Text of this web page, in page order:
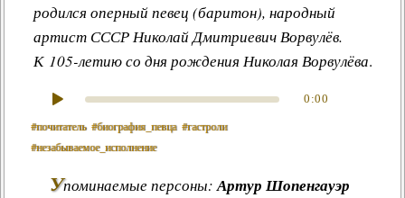
родился оперный певец (баритон), народный
артист СССР Николай Дмитриевич Ворвулёв.
К 105-летию со дня рождения Николая Ворвулёва.
0:00
#почитатель #биография_певца #гастроли
#незабываемое_исполнение
Упоминаемые персоны:Артур Шопенгауэр